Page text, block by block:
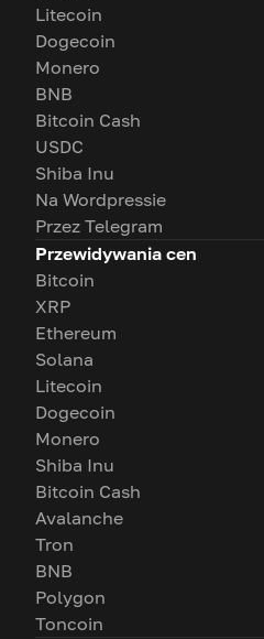
Litecoin
Dogecoin
Monero
BNB
Bitcoin Cash
USDC
Shiba Inu
Na Wordpressie
Przez Telegram
Przewidywania cen
Bitcoin
XRP
Ethereum
Solana
Litecoin
Dogecoin
Monero
Shiba Inu
Bitcoin Cash
Avalanche
Tron
BNB
Polygon
Toncoin